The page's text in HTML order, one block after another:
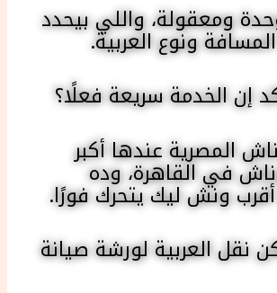
ومعقولة، واللي بيحدد
ونوع العربية.
المصرية عندها أكبر
في القاهرة، وده
ونش ليك يتحرك فورًا.
نقل العربية لورشة صيانة